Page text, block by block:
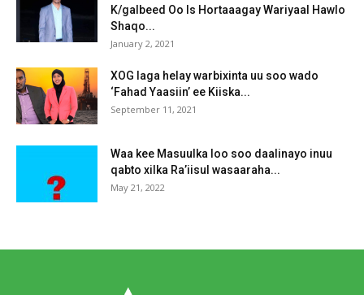
K/galbeed Oo Is Hortaaagay Wariyaal Hawlo
Shaqo...
January 2, 2021
XOG laga helay warbixinta uu soo wado
‘Fahad Yaasiin’ ee Kiiska...
September 11, 2021
Waa kee Masuulka loo soo daalinayo inuu
qabto xilka Ra’iisul wasaaraha...
May 21, 2022